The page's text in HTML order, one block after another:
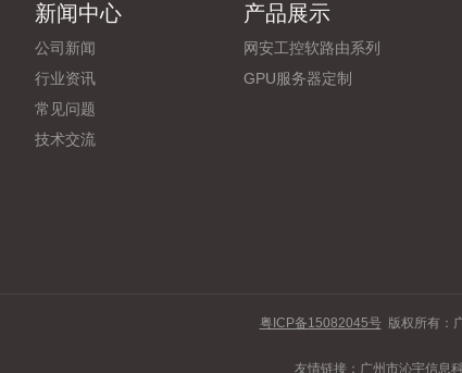
新闻中心
公司新闻
行业资讯
常见问题
技术交流
产品展示
网安工控软路由系列
GPU服务器定制
粤ICP备15082045号版权所有：
友情链接： 广州市沁宇信息